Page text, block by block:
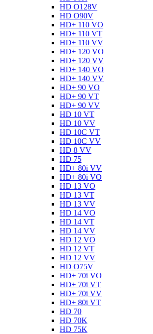
HD O128V
HD O90V
HD+ 110 VO
HD+ 110 VT
HD+ 110 VV
HD+ 120 VO
HD+ 120 VV
HD+ 140 VO
HD+ 140 VV
HD+ 90 VO
HD+ 90 VT
HD+ 90 VV
HD 10 VT
HD 10 VV
HD 10C VT
HD 10C VV
HD 8 VV
HD 75
HD+ 80i VV
HD+ 80i VO
HD 13 VO
HD 13 VT
HD 13 VV
HD 14 VO
HD 14 VT
HD 14 VV
HD 12 VO
HD 12 VT
HD 12 VV
HD O75V
HD+ 70i VO
HD+ 70i VT
HD+ 70i VV
HD+ 80i VT
HD 70
HD 70K
HD 75K